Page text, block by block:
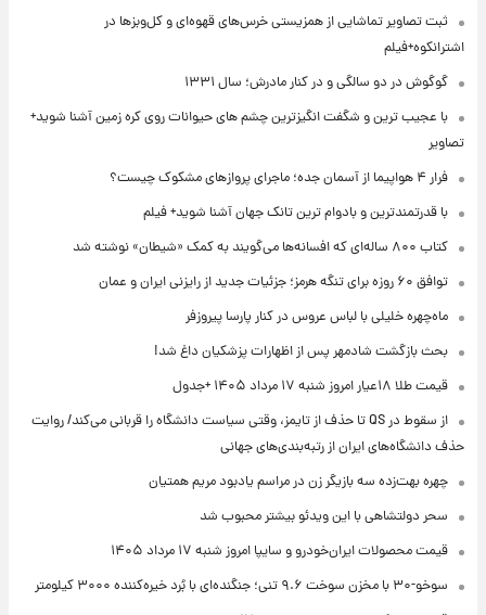
ثبت تصاویر تماشایی از همزیستی خرس‌های قهوه‌ای و کل‌وبزها در
اشترانکوه+فیلم
گوگوش در دو سالگی و در کنار مادرش؛ سال ۱۳۳۱
با عجیب ترین و شگفت انگیزترین چشم های حیوانات روی کره زمین آشنا شوید+
تصاویر
فرار ۴ هواپیما از آسمان جده؛ ماجرای پروازهای مشکوک چیست؟
با قدرتمندترین و بادوام ترین تانک جهان آشنا شوید+ فیلم
کتاب ۸۰۰ ساله‌ای که افسانه‌ها می‌گویند به کمک «شیطان» نوشته شد
توافق ۶۰ روزه برای تنگه هرمز؛ جزئیات جدید از رایزنی ایران و عمان
ماه‌چهره خلیلی با لباس عروس در کنار پارسا پیروزفر
بحث بازگشت شادمهر پس از اظهارات پزشکیان داغ شد!
قیمت طلا ۱۸عیار امروز شنبه ۱۷ مرداد ۱۴۰۵ +جدول
از سقوط در QS تا حذف از تایمز، وقتی سیاست دانشگاه را قربانی می‌کند/ روایت
حذف دانشگاه‌های ایران از رتبه‌بندی‌های جهانی
چهره بهت‌زده سه بازیگر زن در مراسم یادبود مریم همتیان
سحر دولتشاهی با این ویدئو بیشتر محبوب شد
قیمت محصولات ایران‌خودرو و سایپا امروز شنبه ۱۷ مرداد ۱۴۰۵
سوخو-۳۰ با مخزن سوخت ۹.۶ تنی؛ جنگنده‌ای با بُرد خیره‌کننده ۳۰۰۰ کیلومتر